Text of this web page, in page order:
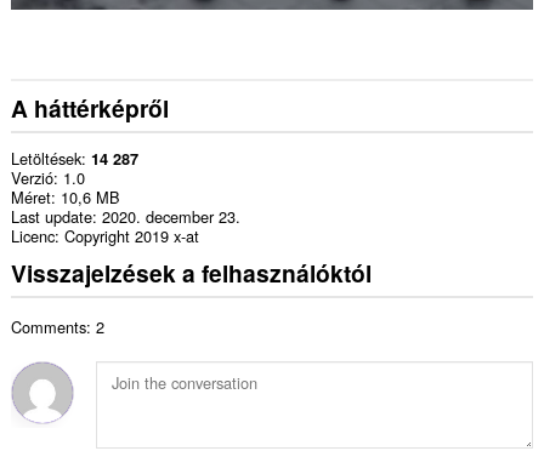
A háttérképről
Letöltések 14 287
Verzió 1.0
Méret 10,6 MB
Last update 2020. december 23.
Licenc Copyright 2019 x-at
Visszajelzések a felhasználóktól
Comments: 2